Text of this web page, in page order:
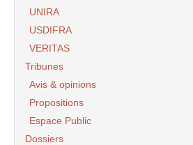
UNIRA
USDIFRA
VERITAS
Tribunes
Avis & opinions
Propositions
Espace Public
Dossiers